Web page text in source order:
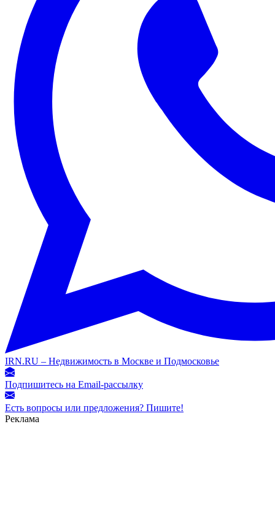
IRN.RU – Недвижимость в Москве и Подмосковье
Подпишитесь на Email-рассылку
Есть вопросы или предложения? Пишите!
Реклама